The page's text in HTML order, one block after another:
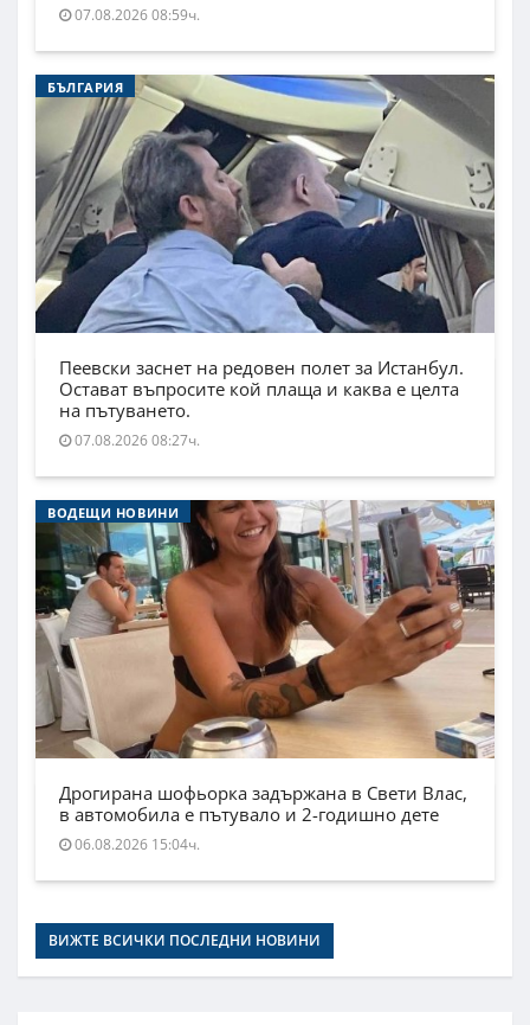
07.08.2026 08:59ч.
БЪЛГАРИЯ
Пеевски заснет на редовен полет за Истанбул.
Остават въпросите кой плаща и каква е целта
на пътуването.
07.08.2026 08:27ч.
ВОДЕЩИ НОВИНИ
Дрогирана шофьорка задържана в Свети Влас,
в автомобила е пътувало и 2-годишно дете
06.08.2026 15:04ч.
ВИЖТЕ ВСИЧКИ ПОСЛЕДНИ НОВИНИ